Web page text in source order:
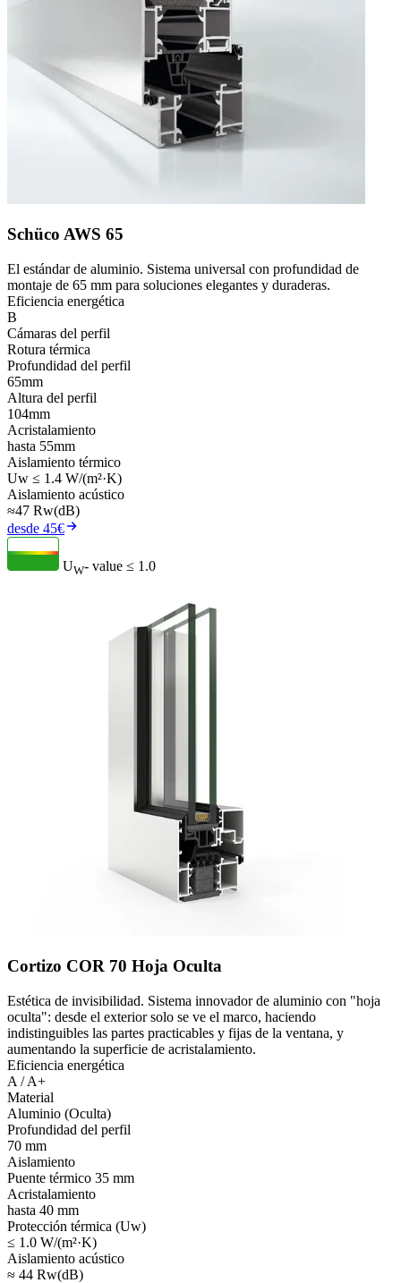
Schüco AWS 65
El estándar de aluminio. Sistema universal con profundidad de
montaje de 65 mm para soluciones elegantes y duraderas.
Eficiencia energética
B
Cámaras del perfil
Rotura térmica
Profundidad del perfil
65mm
Altura del perfil
104mm
Acristalamiento
hasta 55mm
Aislamiento térmico
Uw ≤ 1.4 W/(m²·K)
Aislamiento acústico
≈47 Rw(dB)
desde 45€
UW- value ≤ 1.0
Cortizo COR 70 Hoja Oculta
Estética de invisibilidad. Sistema innovador de aluminio con "hoja
oculta": desde el exterior solo se ve el marco, haciendo
indistinguibles las partes practicables y fijas de la ventana, y
aumentando la superficie de acristalamiento.
Eficiencia energética
A / A+
Material
Aluminio (Oculta)
Profundidad del perfil
70 mm
Aislamiento
Puente térmico 35 mm
Acristalamiento
hasta 40 mm
Protección térmica (Uw)
≤ 1.0 W/(m²·K)
Aislamiento acústico
≈ 44 Rw(dB)